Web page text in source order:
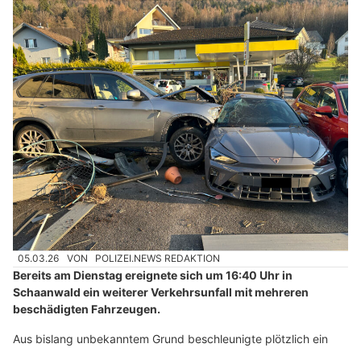
05.03.26 VON POLIZEI.NEWS REDAKTION
Bereits am Dienstag ereignete sich um 16:40 Uhr in
Schaanwald ein weiterer Verkehrsunfall mit mehreren
beschädigten Fahrzeugen.
Aus bislang unbekanntem Grund beschleunigte plötzlich ein